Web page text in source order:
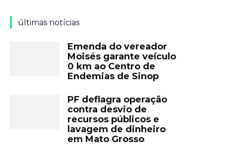
últimas notícias
Emenda do vereador
Moisés garante veículo
0 km ao Centro de
Endemias de Sinop
PF deflagra operação
contra desvio de
recursos públicos e
lavagem de dinheiro
em Mato Grosso